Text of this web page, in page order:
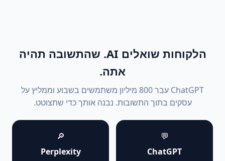
הלקוחות שואלים AI. שהתשובה תהיה
אתה.
ChatGPT עבר 800 מיליון משתמשים בשבוע וממליץ על
עסקים בתוך התשובות. נבנה אותך כדי שתצוטט.
💬
ChatGPT
🔎
Perplexity